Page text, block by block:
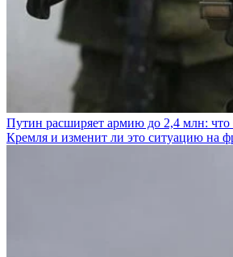
Путин расширяет армию до 2,4 млн: что
Кремля и изменит ли это ситуацию на